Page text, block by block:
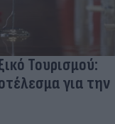
Τουρισμού:
για την